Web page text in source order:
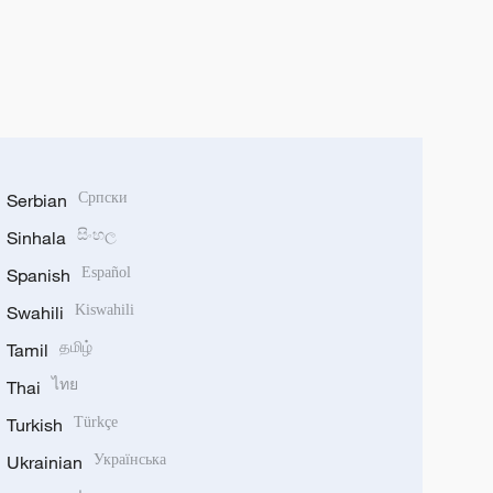
Serbian Српски
Sinhala සිංහල
Spanish Español
Swahili Kiswahili
Tamil தமிழ்
Thai ไทย
Turkish Türkçe
Ukrainian Українська